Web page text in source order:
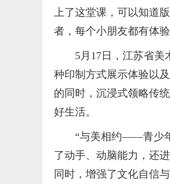
上了这堂课，可以知道
者，每个小朋友都有体
5月17日，江苏省美
种印制方式展示体验以
的同时，沉浸式领略传
好生活。
“与美相约——青少
了动手、动脑能力，还
同时，增强了文化自信与